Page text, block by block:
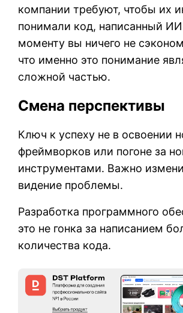
компании требуют, чтобы их
понимали код, написанный
моменту вы ничего не
что именно это понимание
сложной частью.
Смена перспективы
Ключ к успеху не в освоении
фреймворков или погоне за
инструментами. Важно
видение проблемы.
Разработка программного
это не гонка за написанием
количества кода.